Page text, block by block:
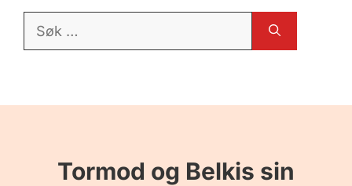
Søk
Tormod og Belkis sin